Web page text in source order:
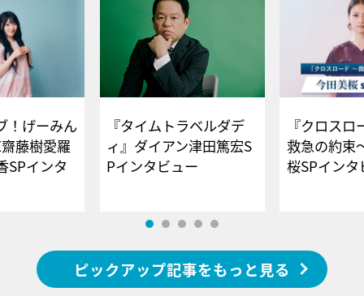
！げーみん
藤樹愛羅
SPインタ
『タイムトラベルダデ
ィ』ダイアン津田篤宏S
Pインタビュー
『クロス
救急の約束
桜SPイ
ピックアップ記事をもっと見る